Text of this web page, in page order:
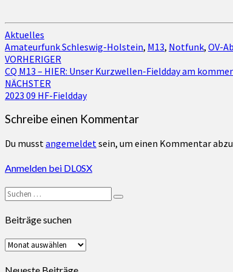
Aktuelles
Amateurfunk Schleswig-Holstein, M13, Notfunk, OV-
Beitragsnavigation
VORHERIGER
CQ M13 – HIER: Unser Kurzwellen-Fieldday am
NÄCHSTER
2023 09 HF-Fieldday
Schreibe einen Kommentar
Du musstangemeldetsein, um einen Kommentar
Anmelden bei DL0SX
Suchen
nach:
Suchen
Beiträge suchen
Beiträge